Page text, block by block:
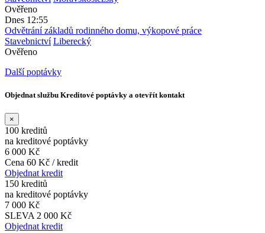
Ověřeno
Dnes 12:55
Odvětrání základů rodinného domu, výkopové práce
Stavebnictví Liberecký
Ověřeno
Další poptávky
Objednat službu Kreditové poptávky a otevřít kontakt
×
100 kreditů
na kreditové poptávky
6 000 Kč
Cena 60 Kč / kredit
Objednat kredit
150 kreditů
na kreditové poptávky
7 000 Kč
SLEVA 2 000 Kč
Objednat kredit